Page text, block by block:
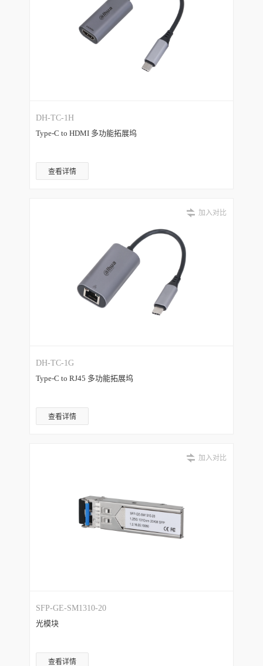
DH-TC-1H
Type-C to HDMI 多功能拓展坞
查看详情
加入对比
DH-TC-1G
Type-C to RJ45 多功能拓展坞
查看详情
加入对比
SFP-GE-SM1310-20
光模块
查看详情